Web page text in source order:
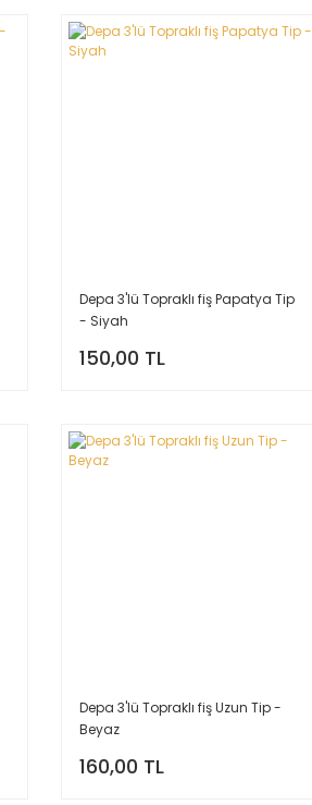
Depa 3'lü Topraklı fiş Papatya Tip
- Siyah
150,00 TL
Depa 3'lü Topraklı fiş Uzun Tip -
Beyaz
160,00 TL